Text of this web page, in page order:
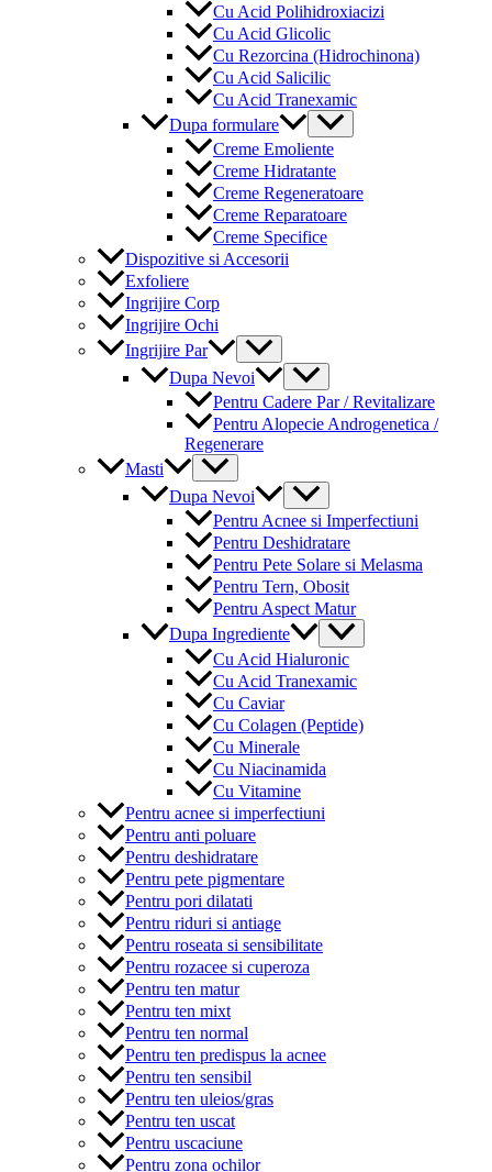
Cu Acid Polihidroxiacizi
Cu Acid Glicolic
Cu Rezorcina (Hidrochinona)
Cu Acid Salicilic
Cu Acid Tranexamic
Dupa formulare
Menu
Toggle
Creme Emoliente
Creme Hidratante
Creme Regeneratoare
Creme Reparatoare
Creme Specifice
Dispozitive si Accesorii
Exfoliere
Ingrijire Corp
Ingrijire Ochi
Ingrijire Par
Menu
Toggle
Dupa Nevoi
Menu
Toggle
Pentru Cadere Par / Revitalizare
Pentru Alopecie Androgenetica /
Regenerare
Masti
Menu
Toggle
Dupa Nevoi
Menu
Toggle
Pentru Acnee si Imperfectiuni
Pentru Deshidratare
Pentru Pete Solare si Melasma
Pentru Tern, Obosit
Pentru Aspect Matur
Dupa Ingrediente
Menu
Toggle
Cu Acid Hialuronic
Cu Acid Tranexamic
Cu Caviar
Cu Colagen (Peptide)
Cu Minerale
Cu Niacinamida
Cu Vitamine
Pentru acnee si imperfectiuni
Pentru anti poluare
Pentru deshidratare
Pentru pete pigmentare
Pentru pori dilatati
Pentru riduri si antiage
Pentru roseata si sensibilitate
Pentru rozacee si cuperoza
Pentru ten matur
Pentru ten mixt
Pentru ten normal
Pentru ten predispus la acnee
Pentru ten sensibil
Pentru ten uleios/gras
Pentru ten uscat
Pentru uscaciune
Pentru zona ochilor